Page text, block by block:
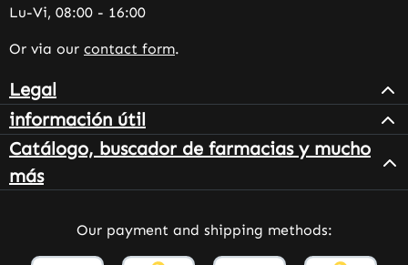
Lu-Vi, 08:00 - 16:00
Or via our contact form.
Legal
información útil
Catálogo, buscador de farmacias y mucho
más
Our payment and shipping methods: